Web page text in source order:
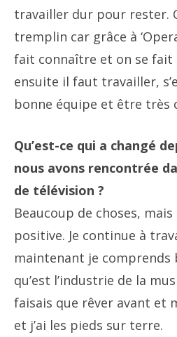
travailler dur pour rester.
tremplin car grâce à
fait connaître et on se fait
ensuite il faut travailler,
bonne équipe et être très
Qu’est-ce qui a changé
nous avons rencontrée
de télévision ?
Beaucoup de choses,
positive. Je continue à
maintenant je comprends
qu’est l’industrie de la
faisais que rêver avant et
et j’ai les pieds sur terre.